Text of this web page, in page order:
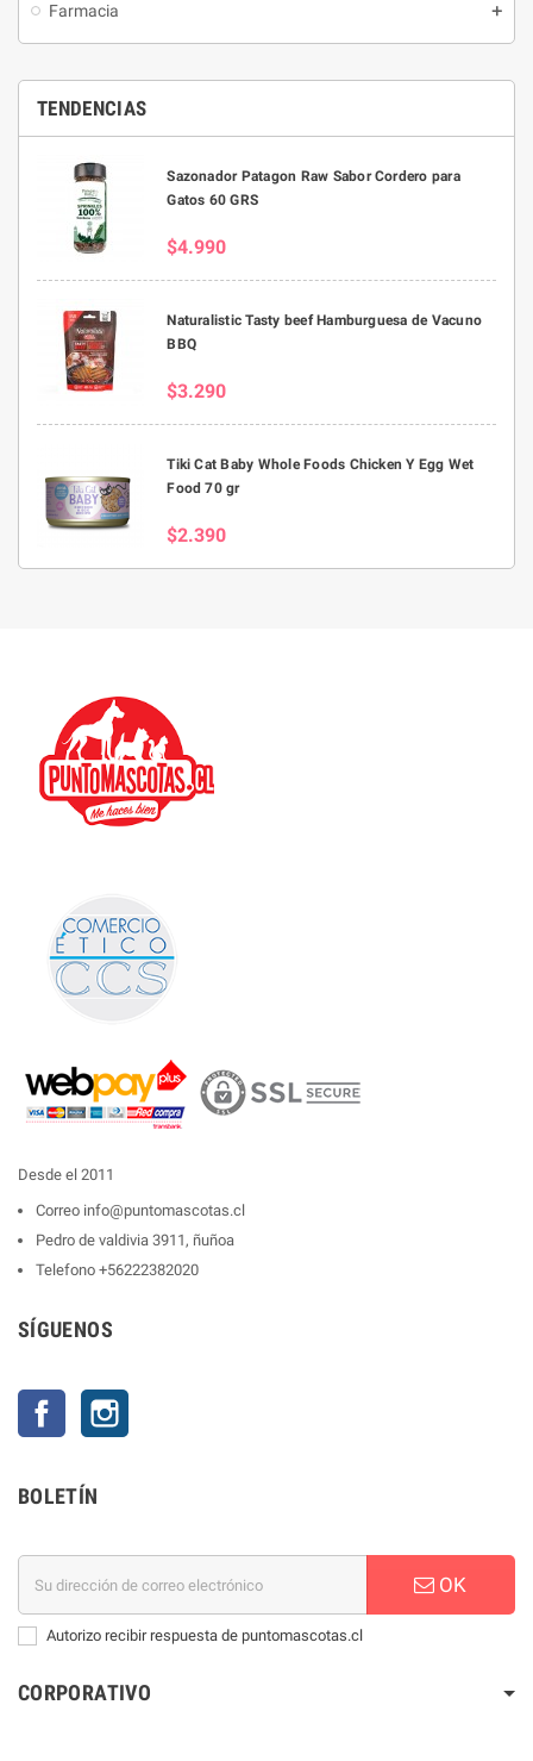
Farmacia
TENDENCIAS
Sazonador Patagon Raw Sabor Cordero para
Gatos 60 GRS
$4.990
Naturalistic Tasty beef Hamburguesa de Vacuno
BBQ
$3.290
Tiki Cat Baby Whole Foods Chicken Y Egg Wet
Food 70 gr
$2.390
Desde el 2011
Correo info@puntomascotas.cl
Pedro de valdivia 3911, ñuñoa
Telefono +56222382020
SÍGUENOS
Facebook
BOLETÍN
OK
Autorizo recibir respuesta de puntomascotas.cl
CORPORATIVO